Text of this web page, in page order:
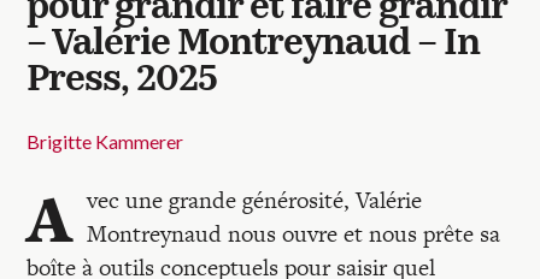
pour grandir et faire grandir
– Valérie Montreynaud – In
Press, 2025
Brigitte Kammerer
A vec une grande générosité, Valérie
Montreynaud nous ouvre et nous prête sa
boîte à outils conceptuels pour saisir quel